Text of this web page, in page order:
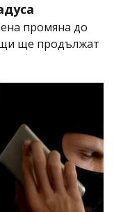
промяна до
ще продължат